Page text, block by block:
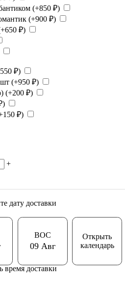
(+850 ₽)
(+900 ₽)
650 ₽)
550 ₽)
(+950 ₽)
(+200 ₽)
)
150 ₽)
+
дату доставки
ВОС
09 Авг
Открыть
календарь
время доставки